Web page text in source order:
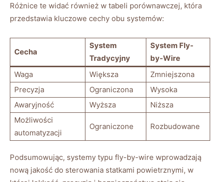
Różnice te⁣ widać również w⁣ tabeli porównawczej, która
przedstawia kluczowe cechy obu systemów:
Cecha
System⁣
Tradycyjny
System ​Fly-
by-Wire
Waga
Większa
Zmniejszona
Precyzja
Ograniczona
Wysoka
Awaryjność
Wyższa
Niższa
Możliwości⁤
automatyzacji
Ograniczone Rozbudowane
Podsumowując, systemy typu fly-by-wire wprowadzają
nową jakość do sterowania statkami‍ powietrznymi, w